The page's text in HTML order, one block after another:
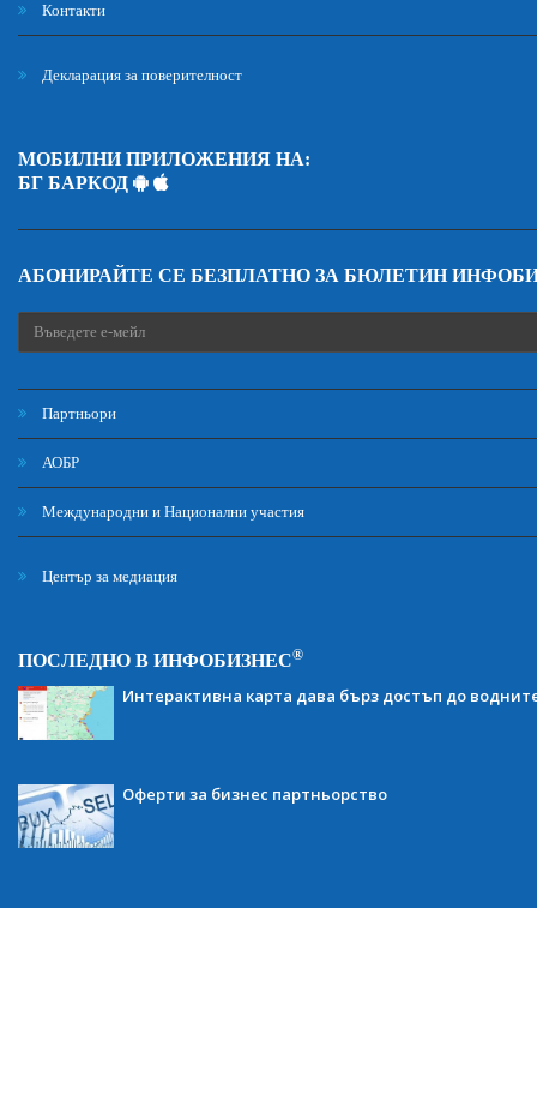
Контакти
Декларация за поверителност
МОБИЛНИ ПРИЛОЖЕНИЯ НА:
БГ БАРКОД
АБОНИРАЙТЕ СЕ БЕЗПЛАТНО ЗА БЮЛЕТИН
Партньори
АОБР
Международни и Национални участия
Център за медиация
ПОСЛЕДНО В ИНФОБИЗНЕС®
Интерактивна карта дава бърз достъп до
Оферти за бизнес партньорство